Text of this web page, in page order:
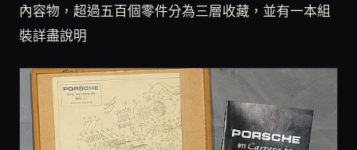
內容物，超過五百個零件分為三層收藏，並有一本組
裝詳盡說明